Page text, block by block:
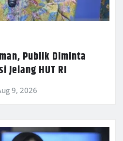
Publik Diminta
Jelang HUT RI
9, 2026